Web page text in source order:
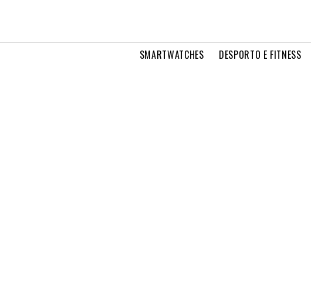
SMARTWATCHES DESPORTO E FITNESS